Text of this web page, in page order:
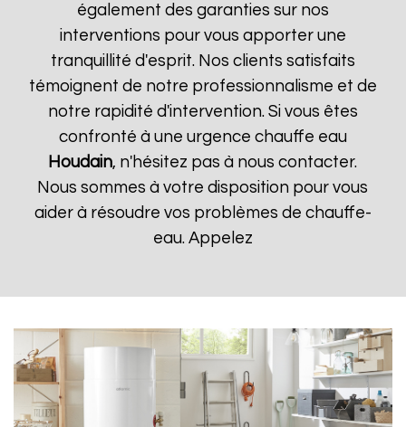
également des garanties sur nos
interventions pour vous apporter une
tranquillité d'esprit. Nos clients satisfaits
témoignent de notre professionnalisme et de
notre rapidité d'intervention. Si vous êtes
confronté à une urgence chauffe eau
Houdain, n'hésitez pas à nous contacter.
Nous sommes à votre disposition pour vous
aider à résoudre vos problèmes de chauffe-
eau. Appelez